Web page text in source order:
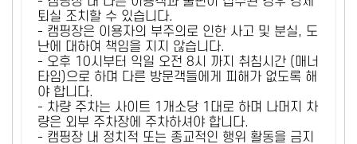
퇴실 조치할 수 있습니다.
- 캠핑장은 이용자의 부주의로 인한 사고 및 분실, 도
난에 대하여 책임을 지지 않습니다.
- 오후 10시부터 익일 오전 8시 까지 취침시간 (매너
타임)으로 하며 다른 방문객들에게 피해가 없도록 해
야 합니다.
- 차량 주차는 사이트 1개소당 1대로 하며 나머지 차
량은 외부 주차장에 주차하셔야 합니다.
- 캠핑장 내 정치적 또는 종교적인 행위 활동을 금지